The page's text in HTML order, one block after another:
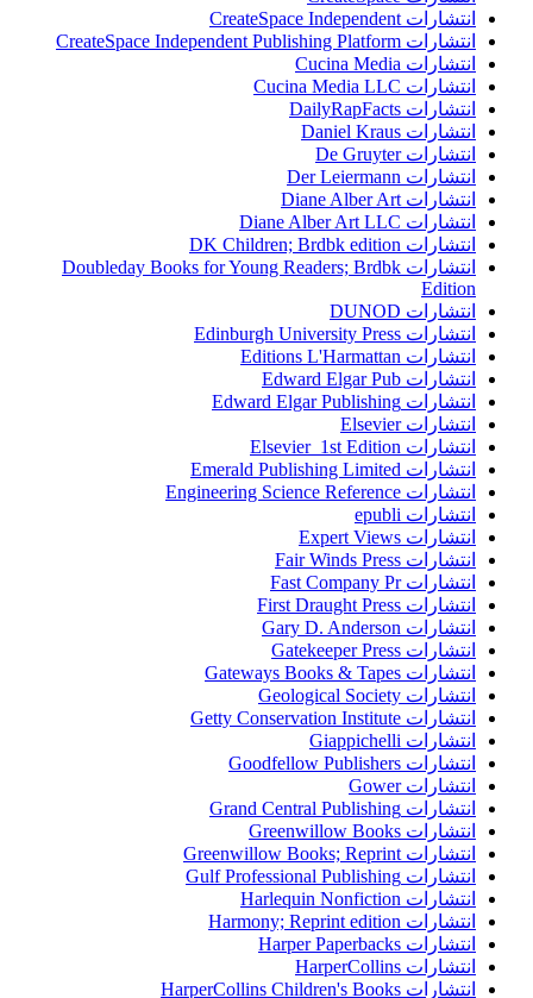
انتشارات CreateSpace Independent
انتشارات CreateSpace Independent Publishing Platform
انتشارات Cucina Media
انتشارات Cucina Media LLC
انتشارات DailyRapFacts
انتشارات Daniel Kraus
انتشارات De Gruyter
انتشارات Der Leiermann
انتشارات Diane Alber Art
انتشارات Diane Alber Art LLC
انتشارات DK Children; Brdbk edition
انتشارات Doubleday Books for Young Readers; Brdbk
Edition
انتشارات DUNOD
انتشارات Edinburgh University Press
انتشارات Editions L'Harmattan
انتشارات Edward Elgar Pub
انتشارات Edward Elgar Publishing
انتشارات Elsevier
انتشارات Elsevier 1st Edition
انتشارات Emerald Publishing Limited
انتشارات Engineering Science Reference
انتشارات epubli
انتشارات Expert Views
انتشارات Fair Winds Press
انتشارات Fast Company Pr
انتشارات First Draught Press
انتشارات Gary D. Anderson
انتشارات Gatekeeper Press
انتشارات Gateways Books & Tapes
انتشارات Geological Society
انتشارات Getty Conservation Institute
انتشارات Giappichelli
انتشارات Goodfellow Publishers
انتشارات Gower
انتشارات Grand Central Publishing
انتشارات Greenwillow Books
انتشارات Greenwillow Books; Reprint
انتشارات Gulf Professional Publishing
انتشارات Harlequin Nonfiction
انتشارات Harmony; Reprint edition
انتشارات Harper Paperbacks
انتشارات HarperCollins
انتشارات HarperCollins Children's Books